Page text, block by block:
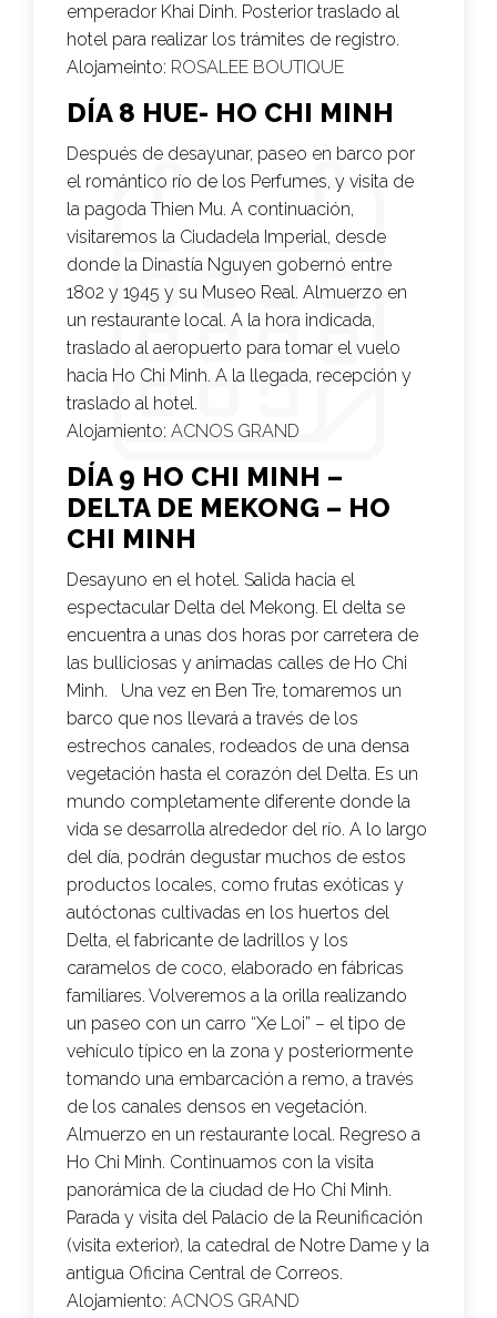
emperador Khai Dinh. Posterior traslado al
hotel para realizar los trámites de registro.
Alojameinto: ROSALEE BOUTIQUE
DÍA 8 HUE- HO CHI MINH
Después de desayunar, paseo en barco por
el romántico río de los Perfumes, y visita de
la pagoda Thien Mu. A continuación,
visitaremos la Ciudadela Imperial, desde
donde la Dinastía Nguyen gobernó entre
1802 y 1945 y su Museo Real. Almuerzo en
un restaurante local. A la hora indicada,
traslado al aeropuerto para tomar el vuelo
hacia Ho Chi Minh. A la llegada, recepción y
traslado al hotel.
Alojamiento: ACNOS GRAND
DÍA 9 HO CHI MINH –
DELTA DE MEKONG – HO
CHI MINH
Desayuno en el hotel. Salida hacia el
espectacular Delta del Mekong. El delta se
encuentra a unas dos horas por carretera de
las bulliciosas y animadas calles de Ho Chi
Minh. Una vez en Ben Tre, tomaremos un
barco que nos llevará a través de los
estrechos canales, rodeados de una densa
vegetación hasta el corazón del Delta. Es un
mundo completamente diferente donde la
vida se desarrolla alrededor del río. A lo largo
del día, podrán degustar muchos de estos
productos locales, como frutas exóticas y
autóctonas cultivadas en los huertos del
Delta, el fabricante de ladrillos y los
caramelos de coco, elaborado en fábricas
familiares. Volveremos a la orilla realizando
un paseo con un carro “Xe Loi” – el tipo de
vehículo típico en la zona y posteriormente
tomando una embarcación a remo, a través
de los canales densos en vegetación.
Almuerzo en un restaurante local. Regreso a
Ho Chi Minh. Continuamos con la visita
panorámica de la ciudad de Ho Chi Minh.
Parada y visita del Palacio de la Reunificación
(visita exterior), la catedral de Notre Dame y la
antigua Oficina Central de Correos.
Alojamiento: ACNOS GRAND